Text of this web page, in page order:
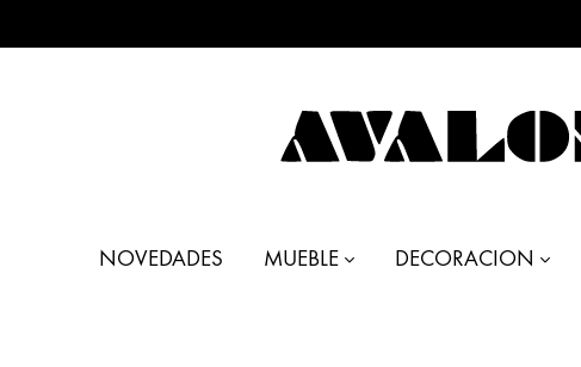
Decoración
NOVEDADES MUEBLE DECORACION